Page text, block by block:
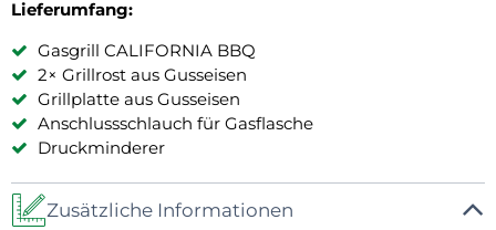
Lieferumfang:
Gasgrill CALIFORNIA BBQ
2× Grillrost aus Gusseisen
Grillplatte aus Gusseisen
Anschlussschlauch für Gasflasche
Druckminderer
Zusätzliche Informationen